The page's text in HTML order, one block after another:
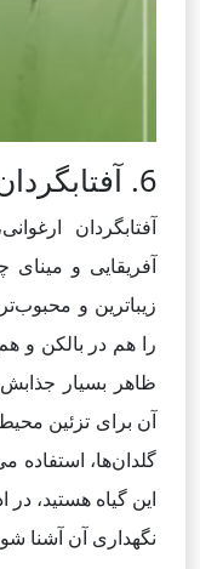
6. آفتابگردان ارغوانی
آفتابگردان
آفریقایی و
زیباترین و
را هم در بالکن و
ظاهر بسیار
آن برای تزئین
گلدان‌ها،
این گیاه هستید، در
نگهداری آن آشنا